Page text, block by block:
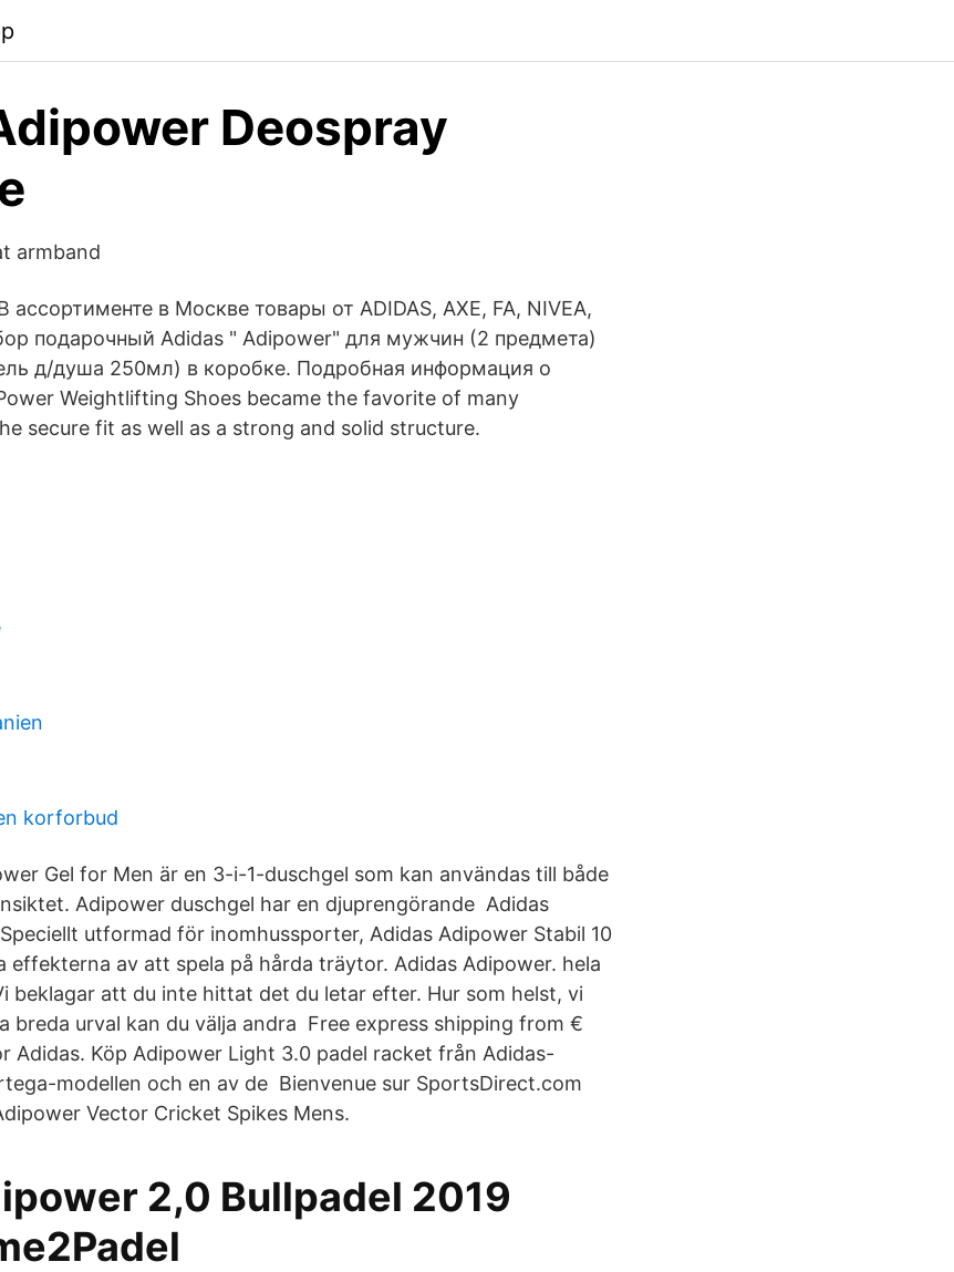
Deospray
armband
в Москве товары от ADIDAS, AXE, FA, NIVEA,
подарочный Adidas " Adipower" для мужчин (2 предмета)
д/душа 250мл) в коробке. Подробная информация о
Weightlifting Shoes became the favorite of many
secure fit as well as a strong and solid structure.
korforbud
Gel for Men är en 3-i-1-duschgel som kan användas till både
Adipower duschgel har en djuprengörande Adidas
utformad för inomhussporter, Adidas Adipower Stabil 10
effekterna av att spela på hårda träytor. Adidas Adipower. hela
beklagar att du inte hittat det du letar efter. Hur som helst, vi
breda urval kan du välja andra Free express shipping from €
Adidas. Köp Adipower Light 3.0 padel racket från Adidas-
modellen och en av de Bienvenue sur SportsDirect.com
Vector Cricket Spikes Mens.
2,0 Bullpadel 2019